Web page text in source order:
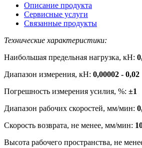
Описание продукта
Сервисные услуги
Связанные продукты
Технические характеристики:
Наибольшая предельная нагрузка, кН:
Диапазон измерения, кН: 0,00002 - 0,02
Погрешность измерения усилия, %: ±1
Диапазон рабочих скоростей, мм/мин:
Скорость возврата, не менее, мм/мин:
Высота рабочего пространства, не